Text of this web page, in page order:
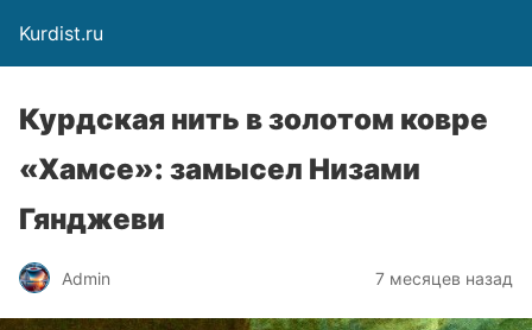
Kurdist.ru
Курдская нить в золотом ковре
«Хамсе»: замысел Низами
Гянджеви
Admin 7 месяцев назад